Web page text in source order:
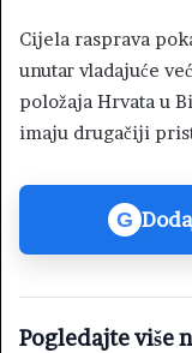
Cijela rasprava
unutar vladajuće
položaja Hrvata u
imaju drugačiji
G
Pogledajte više